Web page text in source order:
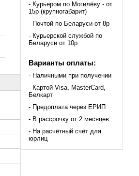
- Курьером по Могилёву - от
15р (крупногабарит)
- Почтой по Беларуси от 8р
- Курьерской службой по
Беларуси от 10р
Варианты оплаты:
- Наличными при получении
- Картой Visa, MasterCard,
Белкарт
- Предоплата через ЕРИП
- В рассрочку от 2 месяцев
- На расчётный счёт для
юрлиц